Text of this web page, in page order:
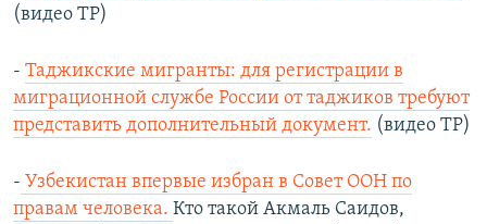
(видео ТР)
- Таджикские мигранты: для регистрации в
миграционной службе России от таджиков требуют
представить дополнительный документ. (видео ТР)
- Узбекистан впервые избран в Совет ООН по
правам человека. Кто такой Акмаль Саидов,